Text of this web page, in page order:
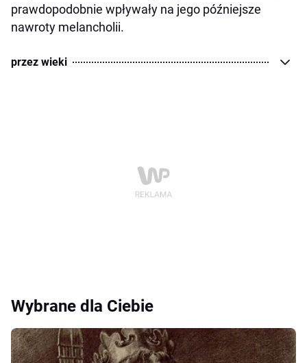
prawdopodobnie wpływały na jego późniejsze
nawroty melancholii.
przez wieki
Wybrane dla Ciebie